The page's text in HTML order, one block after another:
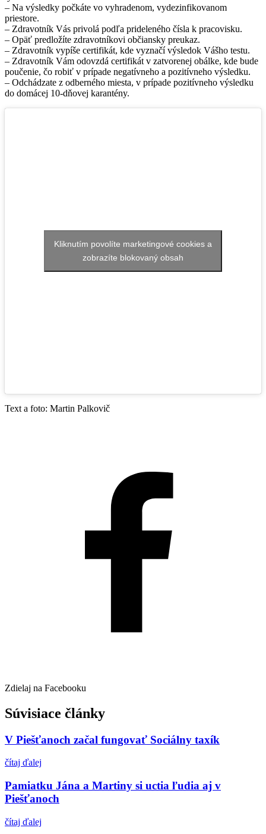
– Na výsledky počkáte vo vyhradenom, vydezinfikovanom
priestore.
– Zdravotník Vás privolá podľa prideleného čísla k pracovisku.
– Opäť predložíte zdravotníkovi občiansky preukaz.
– Zdravotník vypíše certifikát, kde vyznačí výsledok Vášho testu.
– Zdravotník Vám odovzdá certifikát v zatvorenej obálke, kde bude
poučenie, čo robiť v prípade negatívneho a pozitívneho výsledku.
– Odchádzate z odberného miesta, v prípade pozitívneho výsledku
do domácej 10-dňovej karantény.
Kliknutím povolíte marketingové cookies a
zobrazíte blokovaný obsah
Text a foto: Martin Palkovič
Zdielaj na Facebooku
Súvisiace články
V Piešťanoch začal fungovať Sociálny taxík
čítaj ďalej
Pamiatku Jána a Martiny si uctia ľudia aj v
Piešťanoch
čítaj ďalej